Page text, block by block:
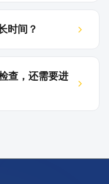
时间？
查，还需要进